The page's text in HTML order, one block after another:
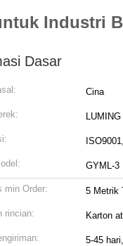
Industri
Dasar
Cina
LUMING
GYML-3
min Order: 5 Metrik
rincian: Karton
5-45